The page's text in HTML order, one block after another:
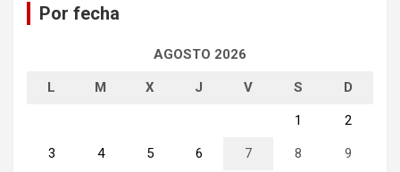
Por fecha
AGOSTO 2026
L M X J V S D
1 2
3 4 5 6 7 8 9